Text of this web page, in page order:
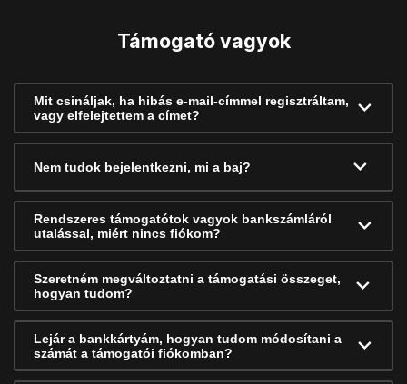
Támogató vagyok
Mit csináljak, ha hibás e-mail-címmel regisztráltam,
vagy elfelejtettem a címet?
Nem tudok bejelentkezni, mi a baj?
Rendszeres támogatótok vagyok bankszámláról
utalással, miért nincs fiókom?
Szeretném megváltoztatni a támogatási összeget,
hogyan tudom?
Lejár a bankkártyám, hogyan tudom módosítani a
számát a támogatói fiókomban?